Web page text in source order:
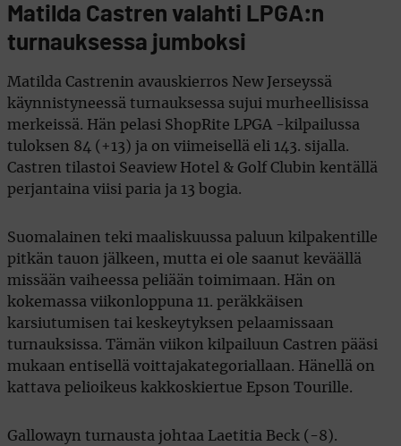
Matilda Castren valahti LPGA:n
turnauksessa jumboksi
Matilda Castrenin avauskierros New Jerseyssä
käynnistyneessä turnauksessa sujui murheellisissa
merkeissä. Hän pelasi ShopRite LPGA -kilpailussa
tuloksen 84 (+13) ja on viimeisellä eli 143. sijalla.
Castren tilastoi Seaview Hotel & Golf Clubin kentällä
perjantaina viisi paria ja 13 bogia.
Suomalainen teki maaliskuussa paluun kilpakentille
pitkän tauon jälkeen, mutta ei ole saanut keväällä
missään vaiheessa peliään toimimaan. Hän on
kokemassa viikonloppuna 11. peräkkäisen
karsiutumisen tai keskeytyksen pelaamissaan
turnauksissa. Tämän viikon kilpailuun Castren pääsi
mukaan entisellä voittajakategoriallaan. Hänellä on
kattava pelioikeus kakkoskiertue Epson Tourille.
Gallowayn turnausta johtaa Laetitia Beck (-8).